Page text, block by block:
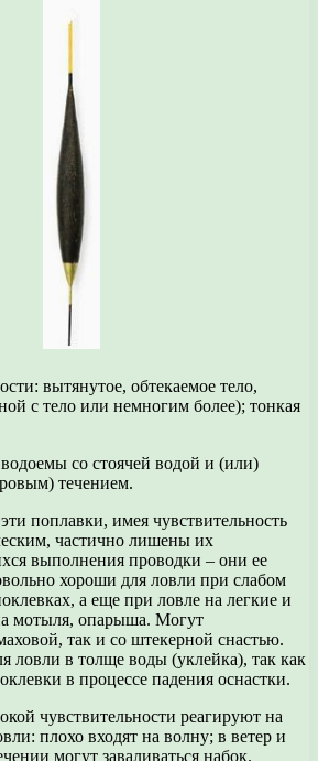
вытянутое, обтекаемое тело,
с тело или немногим более); тонкая
со стоячей водой и (или)
течением.
поплавки, имея чувствительность
частично лишены их
выполнения проводки – они ее
хороши для ловли при слабом
а еще при ловле на легкие и
мотыля, опарыша. Могут
так и со штекерной снастью.
ловли в толще воды (уклейка), так как
в процессе падения оснастки.
чувствительности реагируют на
плохо входят на волну; в ветер и
могут заваливаться набок.